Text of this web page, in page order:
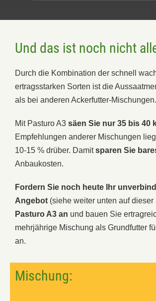
Und das ist noch nicht
Durch die Kombination der schnell
ertragsstarken Sorten ist die
als bei anderen Ackerfutter-Mischungen.
Mit Pasturo A3 säen Sie nur 35 bis 40
Empfehlungen anderer Mischungen
10-15 % drüber. Damitsparen Sie
Anbaukosten.
Fordern Sie noch heute Ihr
Angebot (siehe weiter unten auf dieser
Pasturo A3 an und bauen Sie
mehrjährige Mischung als Grundfutter
an.
Mischung: